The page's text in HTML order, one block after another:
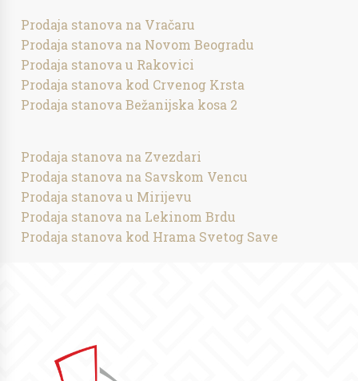
Prodaja stanova na Vračaru
Prodaja stanova na Novom Beogradu
Prodaja stanova u Rakovici
Prodaja stanova kod Crvenog Krsta
Prodaja stanova Bežanijska kosa 2
Prodaja stanova na Zvezdari
Prodaja stanova na Savskom Vencu
Prodaja stanova u Mirijevu
Prodaja stanova na Lekinom Brdu
Prodaja stanova kod Hrama Svetog Save